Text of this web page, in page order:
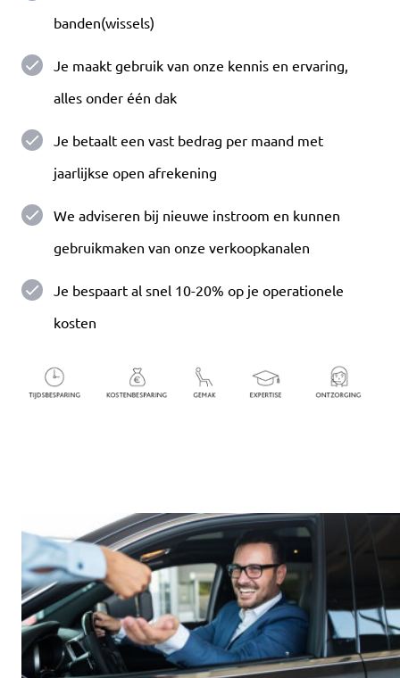
banden(wissels)
Je maakt gebruik van onze kennis en ervaring,
alles onder één dak
Je betaalt een vast bedrag per maand met
jaarlijkse open afrekening
We adviseren bij nieuwe instroom en kunnen
gebruikmaken van onze verkoopkanalen
Je bespaart al snel 10-20% op je operationele
kosten